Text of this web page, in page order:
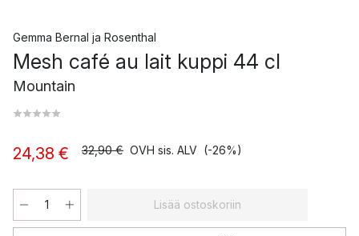
Gemma Bernal ja Rosenthal
Mesh café au lait kuppi 44 cl
Mountain
24,38 € 32,90 € OVH sis. ALV (-26%)
Lisää ostoskoriin